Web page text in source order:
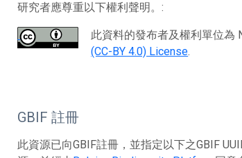
研究者應尊重以下權利聲明。:
此資料的發布者及權利單位為
(CC-BY 4.0) License.
GBIF 註冊
此資源已向GBIF註冊，並指定以下之GBIF